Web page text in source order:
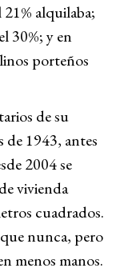
alquilaba;
30%; y en
porteños
de su
de 1943, antes
2004 se
vivienda
cuadrados.
nunca, pero
menos manos.